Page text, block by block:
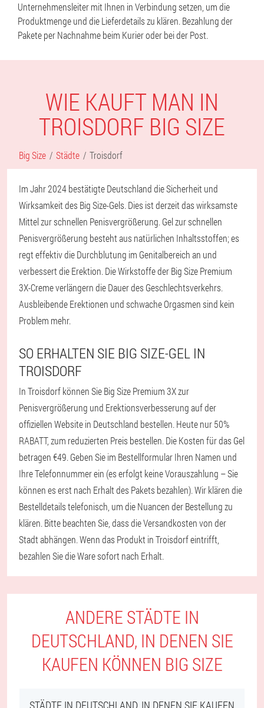
Unternehmensleiter mit Ihnen in Verbindung setzen, um die
Produktmenge und die Lieferdetails zu klären. Bezahlung der
Pakete per Nachnahme beim Kurier oder bei der Post.
WIE KAUFT MAN IN
TROISDORF BIG SIZE
Big Size Städte Troisdorf
Im Jahr 2024 bestätigte Deutschland die Sicherheit und
Wirksamkeit des Big Size-Gels. Dies ist derzeit das wirksamste
Mittel zur schnellen Penisvergrößerung. Gel zur schnellen
Penisvergrößerung besteht aus natürlichen Inhaltsstoffen; es
regt effektiv die Durchblutung im Genitalbereich an und
verbessert die Erektion. Die Wirkstoffe der Big Size Premium
3X-Creme verlängern die Dauer des Geschlechtsverkehrs.
Ausbleibende Erektionen und schwache Orgasmen sind kein
Problem mehr.
SO ERHALTEN SIE BIG SIZE-GEL IN
TROISDORF
In Troisdorf können Sie Big Size Premium 3X zur
Penisvergrößerung und Erektionsverbesserung auf der
offiziellen Website in Deutschland bestellen. Heute nur 50%
RABATT, zum reduzierten Preis bestellen. Die Kosten für das Gel
betragen €49. Geben Sie im Bestellformular Ihren Namen und
Ihre Telefonnummer ein (es erfolgt keine Vorauszahlung – Sie
können es erst nach Erhalt des Pakets bezahlen). Wir klären die
Bestelldetails telefonisch, um die Nuancen der Bestellung zu
klären. Bitte beachten Sie, dass die Versandkosten von der
Stadt abhängen. Wenn das Produkt in Troisdorf eintrifft,
bezahlen Sie die Ware sofort nach Erhalt.
ANDERE STÄDTE IN
DEUTSCHLAND, IN DENEN SIE
KAUFEN KÖNNEN BIG SIZE
STÄDTE IN DEUTSCHLAND, IN DENEN SIE KAUFEN